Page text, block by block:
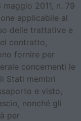
2011, n. 79
applicabile al
delle trattative e
contratto,
fornire per
concernenti le
Stati membri
e visto,
nonché gli
per